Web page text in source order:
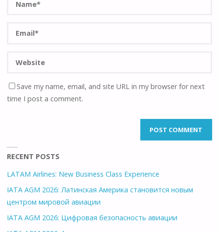
Save my name, email, and site URL in my browser for next
time I post a comment.
RECENT POSTS
LATAM Airlines: New Business Class Experience
IATA AGM 2026: Латинская Америка становится новым
центром мировой авиации
IATA AGM 2026: Цифровая безопасность авиации